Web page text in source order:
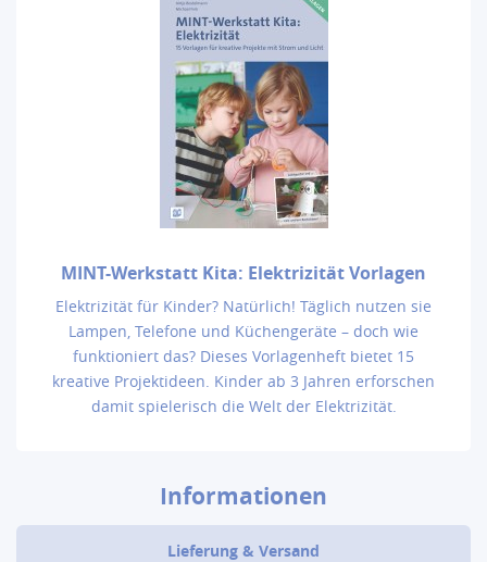
MINT-Werkstatt Kita: Elektrizität Vorlagen
Elektrizität für Kinder? Natürlich! Täglich nutzen sie
Lampen, Telefone und Küchengeräte – doch wie
funktioniert das? Dieses Vorlagenheft bietet 15
kreative Projektideen. Kinder ab 3 Jahren erforschen
damit spielerisch die Welt der Elektrizität.
Informationen
Lieferung & Versand